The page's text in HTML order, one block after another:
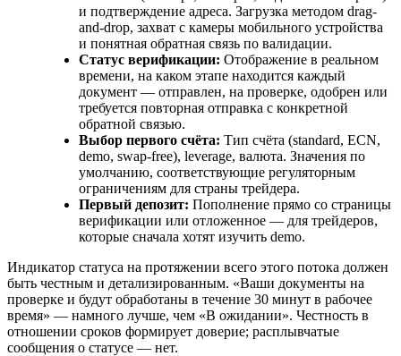
и подтверждение адреса. Загрузка методом drag-
and-drop, захват с камеры мобильного устройства
и понятная обратная связь по валидации.
Статус верификации: Отображение в реальном
времени, на каком этапе находится каждый
документ — отправлен, на проверке, одобрен или
требуется повторная отправка с конкретной
обратной связью.
Выбор первого счёта: Тип счёта (standard, ECN,
demo, swap-free), leverage, валюта. Значения по
умолчанию, соответствующие регуляторным
ограничениям для страны трейдера.
Первый депозит: Пополнение прямо со страницы
верификации или отложенное — для трейдеров,
которые сначала хотят изучить demo.
Индикатор статуса на протяжении всего этого потока должен
быть честным и детализированным. «Ваши документы на
проверке и будут обработаны в течение 30 минут в рабочее
время» — намного лучше, чем «В ожидании». Честность в
отношении сроков формирует доверие; расплывчатые
сообщения о статусе — нет.